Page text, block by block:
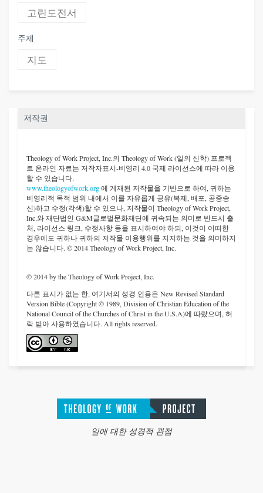
고린도전서
주제
지도
저작권
Theology of Work Project, Inc.의 Theology of Work (일의 신학) 프로젝
트 온라인 자료는 저작자표시-비영리 4.0 국제 라이선스에 따라 이용
할 수 있습니다.
www.theologyofwork.org에 게재된 저작물을 기반으로 하여, 귀하는
비영리적 목적 범위 내에서 이를 자유롭게 공유(복제, 배포, 공중송
신)하고 수정(각색)할 수 있으나, 저작물이 Theology of Work Project,
Inc.와 재단법인 G&M글로벌문화재단에 귀속되는 의미로 반드시 출
처, 라이선스 링크, 수정사항 등을 표시하여야 하되, 이것이 어떠한
경우에도 귀하나 귀하의 저작물 이용행위를 지지하는 것을 의미하지
는 않습니다. © 2014 Theology of Work Project, Inc.
© 2014 by the Theology of Work Project, Inc.
다른 표시가 없는 한, 여기서의 성경 인용은 New Revised Standard
Version Bible (Copyright © 1989, Division of Christian Education of the
National Council of the Churches of Christ in the U.S.A)에 따랐으며, 허
락 받아 사용하였습니다. All rights reserved.
일에 대한 성경적 관점